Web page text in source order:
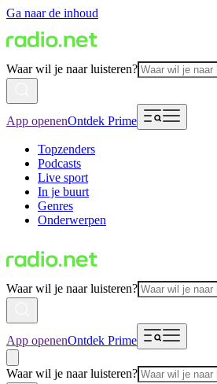
Ga naar de inhoud
Waar wil je naar luisteren?
App openenOntdek Prime
Topzenders
Podcasts
Live sport
In je buurt
Genres
Onderwerpen
Waar wil je naar luisteren?
App openenOntdek Prime
Waar wil je naar luisteren?